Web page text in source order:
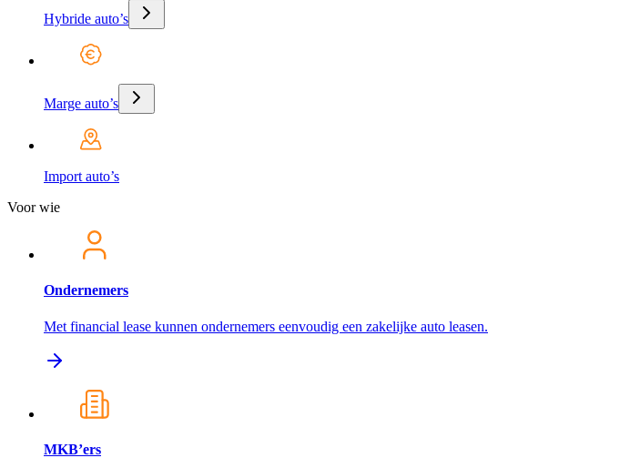
Hybride auto’s
Marge auto’s
Import auto’s
Voor wie
Ondernemers
Met financial lease kunnen ondernemers eenvoudig een zakelijke auto leasen.
MKB’ers